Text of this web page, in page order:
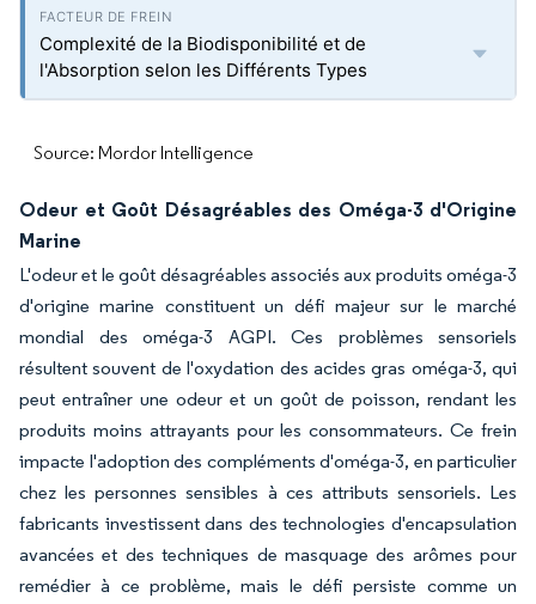
Complexité de la Biodisponibilité et de
l'Absorption selon les Différents Types
Source: Mordor Intelligence
Odeur et Goût Désagréables des Oméga-3 d'Origine
Marine
L'odeur et le goût désagréables associés aux produits oméga-3
d'origine marine constituent un défi majeur sur le marché
mondial des oméga-3 AGPI. Ces problèmes sensoriels
résultent souvent de l'oxydation des acides gras oméga-3, qui
peut entraîner une odeur et un goût de poisson, rendant les
produits moins attrayants pour les consommateurs. Ce frein
impacte l'adoption des compléments d'oméga-3, en particulier
chez les personnes sensibles à ces attributs sensoriels. Les
fabricants investissent dans des technologies d'encapsulation
avancées et des techniques de masquage des arômes pour
remédier à ce problème, mais le défi persiste comme un